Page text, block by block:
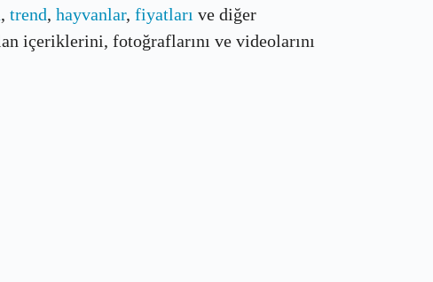
, trend, hayvanlar, fiyatları ve diğer
içeriklerini, fotoğraflarını ve videolarını